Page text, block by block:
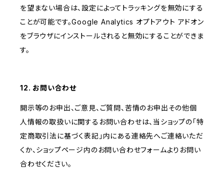
を望まない場合は、設定によってトラッキングを無効にする
ことが可能です。Google Analytics オプトアウト アドオン
をブラウザにインストールされると無効にすることができま
す。
12. お問い合わせ
開示等のお申出、ご意見、ご質問、苦情のお申出その他個
人情報の取扱いに関するお問い合わせは、当ショップの「特
定商取引法に基づく表記」内にある連絡先へご連絡いただ
くか、ショップページ内のお問い合わせフォームよりお問い
合わせください。